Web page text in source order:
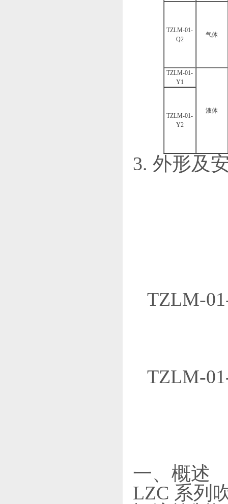
TZLM-01-
Q2
气体
TZLM-01-
Y1
液体
TZLM-01-
Y2
3. 外形及
TZLM-
TZLM-
一、概述
LZC 系列